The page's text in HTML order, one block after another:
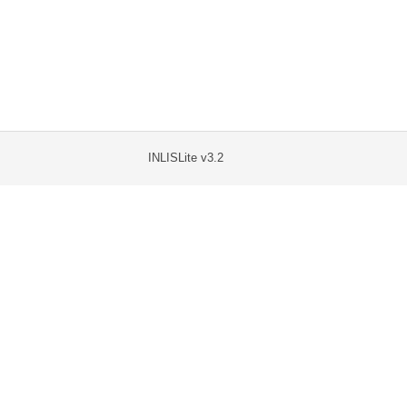
INLISLite v3.2